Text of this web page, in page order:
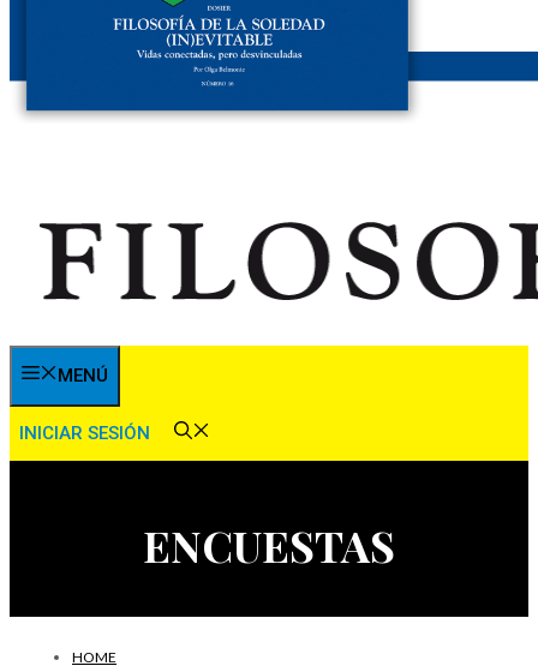
MENÚ
INICIAR SESIÓN
ENCUESTAS
HOME